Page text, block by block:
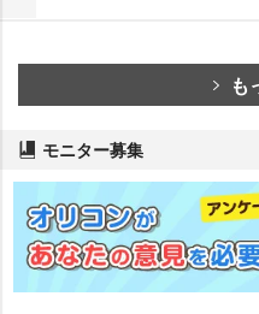
も
モニター募集